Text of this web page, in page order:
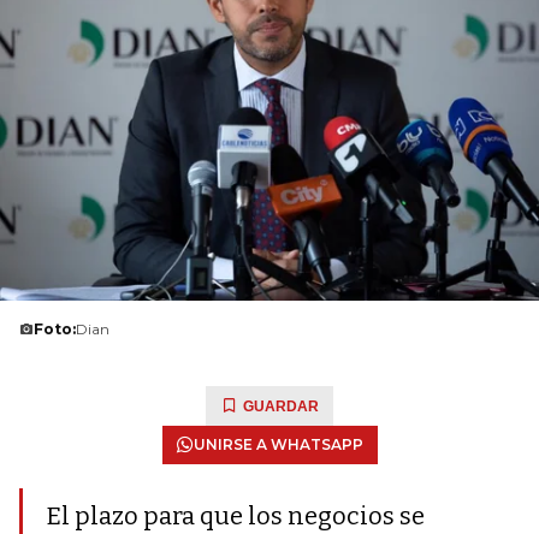
Foto:Dian
GUARDAR
UNIRSE A WHATSAPP
El plazo para que los negocios se